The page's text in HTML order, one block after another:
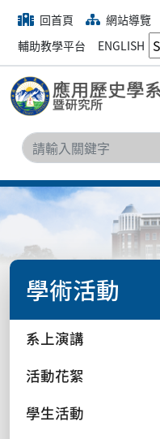
回首頁 網站導覽
輔助教學平台
ENGLISH
學術活動
系上演講
活動花絮
學生活動